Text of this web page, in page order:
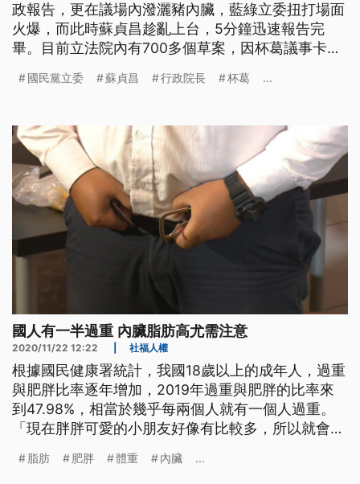
政報告，更在議場內潑灑豬內臟，藍綠立委扭打場面
火爆，而此時蘇貞昌趁亂上台，5分鐘迅速報告完
畢。目前立法院內有700多個草案，因杯葛議事卡
錫堃說。 喇叭鳴笛聲、口哨聲劃破議場內，國民黨
13度杯葛，噪音連番轟炸，連官員都不禁摀住耳朵。
立法院國民黨團總召林為洲表示，
國民黨立委 蘇貞昌 行政院長 杯葛 ...
國人有一半過重 內臟脂肪高尤需注意
2020/11/22 12:22 社福人權
根據國民健康署統計，我國18歲以上的成年人，過重
與肥胖比率逐年增加，2019年過重與肥胖的比率來
到47.98%，相當於幾乎每兩個人就有一個人過重。
「現在胖胖可愛的小朋友好像有比較多，所以就會覺
微注意一下。」、「（控制體重）會在河濱公園做一
脂肪 肥胖 體重 內臟 ...